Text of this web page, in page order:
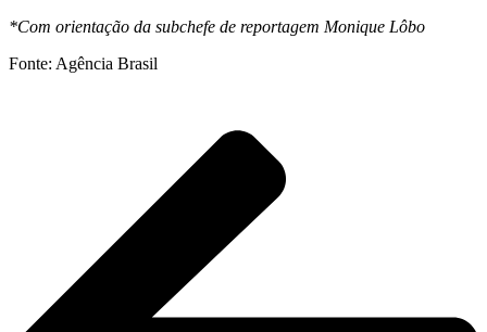
*Com orientação da subchefe de reportagem Monique Lôbo
Fonte: Agência Brasil